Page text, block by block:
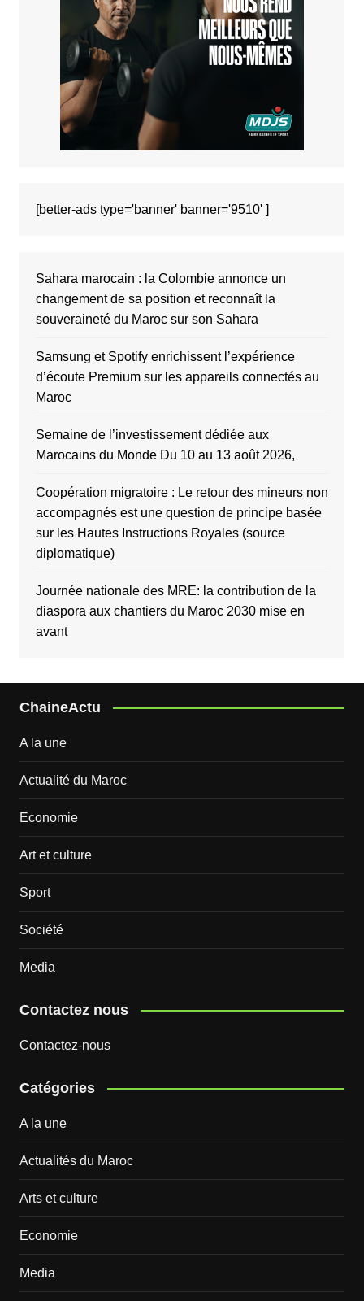
[better-ads type='banner' banner='9510' ]
Sahara marocain : la Colombie annonce un
changement de sa position et reconnaît la
souveraineté du Maroc sur son Sahara
Samsung et Spotify enrichissent l’expérience
d’écoute Premium sur les appareils connectés au
Maroc
Semaine de l’investissement dédiée aux
Marocains du Monde Du 10 au 13 août 2026,
Coopération migratoire : Le retour des mineurs non
accompagnés est une question de principe basée
sur les Hautes Instructions Royales (source
diplomatique)
Journée nationale des MRE: la contribution de la
diaspora aux chantiers du Maroc 2030 mise en
avant
ChaineActu
A la une
Actualité du Maroc
Economie
Art et culture
Sport
Société
Media
Contactez nous
Contactez-nous
Catégories
A la une
Actualités du Maroc
Arts et culture
Economie
Media